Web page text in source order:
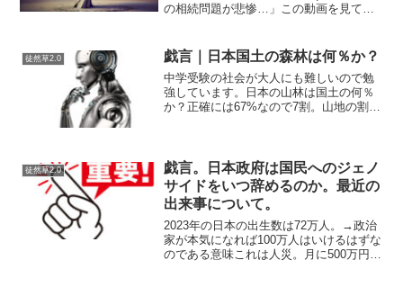
の相続問題が悲惨…」この動画を見て分
ン」が出るということ。渋谷区にも出
る。「アライグマとハクビ...
徒然草2.0 戯言｜日本国土の森林は何％か？
中学受験の社会が大人にも難しいので勉
強しています。日本の山林は国土の何％
か？正確には67%なので7割。山地の割合
はカロリーベースで...
徒然草2.0
戯言。日本政府は国民へのジェノ
サイドをいつ辞めるのか。最近の
出来事について。
2023年の日本の出生数は72万人。→政治
家が本気になれば100万人はいけるはずな
のである意味これは人災。月に500万円を